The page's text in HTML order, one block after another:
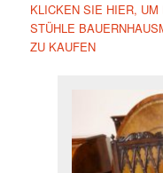
KLICKEN SIE HIER,
STÜHLE
ZU KAUFEN